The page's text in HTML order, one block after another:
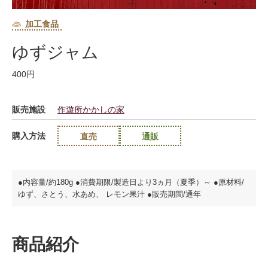
加工食品
ゆずジャム
400円
販売施設 作遊所かかしの家
購入方法 直売 通販
●内容量/約180g ●消費期限/製造日より3ヵ月（夏季）～ ●原材料/
ゆず、さとう、水あめ、 レモン果汁 ●販売期間/通年
商品紹介